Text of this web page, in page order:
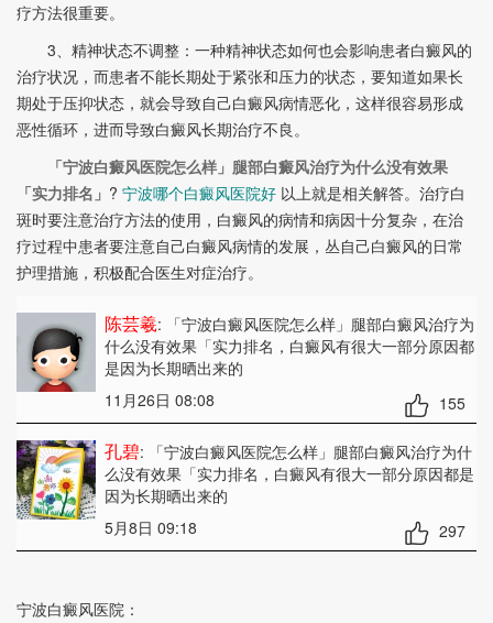
疗方法很重要。
3、精神状态不调整：一种精神状态如何也会影响患者白癜风的
治疗状况，而患者不能长期处于紧张和压力的状态，要知道如果长
期处于压抑状态，就会导致自己白癜风病情恶化，这样很容易形成
恶性循环，进而导致白癜风长期治疗不良。
「宁波白癜风医院怎么样」腿部白癜风治疗为什么没有效果
「实力排名」 ? 宁波哪个白癜风医院好 以上就是相关解答。治疗白
斑时要注意治疗方法的使用，白癜风的病情和病因十分复杂，在治
疗过程中患者要注意自己白癜风病情的发展，丛自己白癜风的日常
护理措施，积极配合医生对症治疗。
陈芸羲: 「宁波白癜风医院怎么样」腿部白癜风治疗为
什么没有效果「实力排名 ，白癜风有很大一部分原因都
是因为长期晒出来的
11月26日 08:08
155
孔碧: 「宁波白癜风医院怎么样」腿部白癜风治疗为什
么没有效果「实力排名 ，白癜风有很大一部分原因都是
因为长期晒出来的
5月8日 09:18
297
宁波白癜风医院：